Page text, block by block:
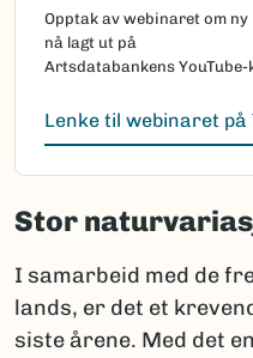
Opptak av webinaret om
nå lagt ut på
Artsdatabankens YouTube-
Lenke til webinaret på
(Ekstern lenke)
Stor
I samarbeid med de
lands, er det et
siste årene. Med det